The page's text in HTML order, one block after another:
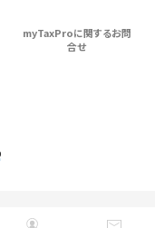
myTaxProに関するお問
合せ